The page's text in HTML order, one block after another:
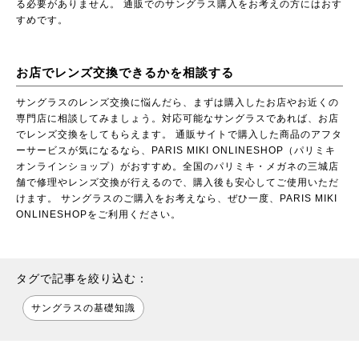
る必要がありません。 通販でのサングラス購入をお考えの方にはおす
すめです。
お店でレンズ交換できるかを相談する
サングラスのレンズ交換に悩んだら、まずは購入したお店やお近くの
専門店に相談してみましょう。対応可能なサングラスであれば、お店
でレンズ交換をしてもらえます。 通販サイトで購入した商品のアフタ
ーサービスが気になるなら、 PARIS MIKI ONLINESHOP（パリミキ
オンラインショップ） がおすすめ。全国のパリミキ・メガネの三城店
舗で修理やレンズ交換が行えるので、購入後も安心してご使用いただ
けます。 サングラスのご購入をお考えなら、ぜひ一度、PARIS MIKI
ONLINESHOPをご利用ください。
タグで記事を絞り込む：
サングラスの基礎知識